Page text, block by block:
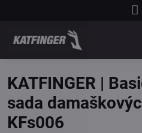
KATFINGER |
sada
KFs006